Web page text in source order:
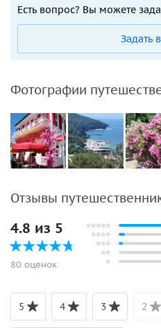
Есть вопрос? Вы можете
Задать
Фотографии
Отзывы
4.8 из 5
80 оценок
5 4 3 2